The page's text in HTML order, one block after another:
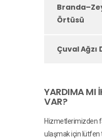
Örtüsü
Çuval Ağzı
YARDIMA MI
VAR?
Hizmetlerimizden
ulaşmak için lütfen